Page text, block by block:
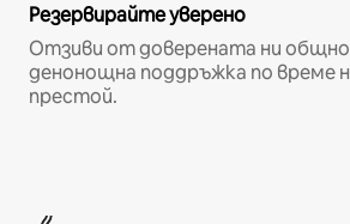
Резервирайте уверено
Отзиви от доверената ни
денонощна поддръжка по време
престой.